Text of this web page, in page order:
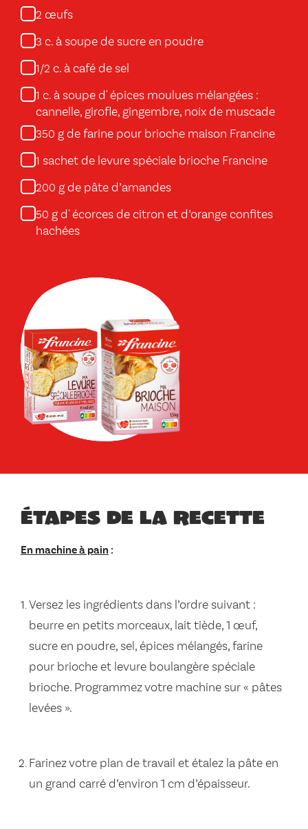
2 œufs
3 c. à soupe de sucre en poudre
1/2 c. à café de sel
1 c. à soupe d' épices moulues mélangées :
cannelle, girofle, gingembre, noix de muscade
350 g de farine pour brioche maison Francine
1 sachet de levure spéciale brioche Francine
200 g de pâte d’amandes
50 g d' écorces de citron et d’orange confites
hachées
Étapes de la recette
En machine à pain :
Versez les ingrédients dans l’ordre suivant :
beurre en petits morceaux, lait tiède, 1 œuf,
sucre en poudre, sel, épices mélangés, farine
pour brioche et levure boulangère spéciale
brioche. Programmez votre machine sur « pâtes
levées ».
Farinez votre plan de travail et étalez la pâte en
un grand carré d’environ 1 cm d’épaisseur.